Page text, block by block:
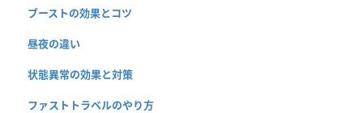
ブーストの効果とコツ
昼夜の違い
状態異常の効果と対策
ファストトラベルのやり方